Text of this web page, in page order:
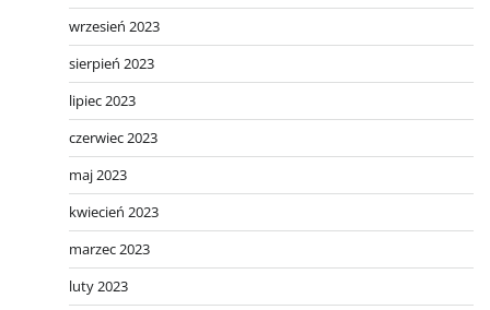
wrzesień 2023
sierpień 2023
lipiec 2023
czerwiec 2023
maj 2023
kwiecień 2023
marzec 2023
luty 2023